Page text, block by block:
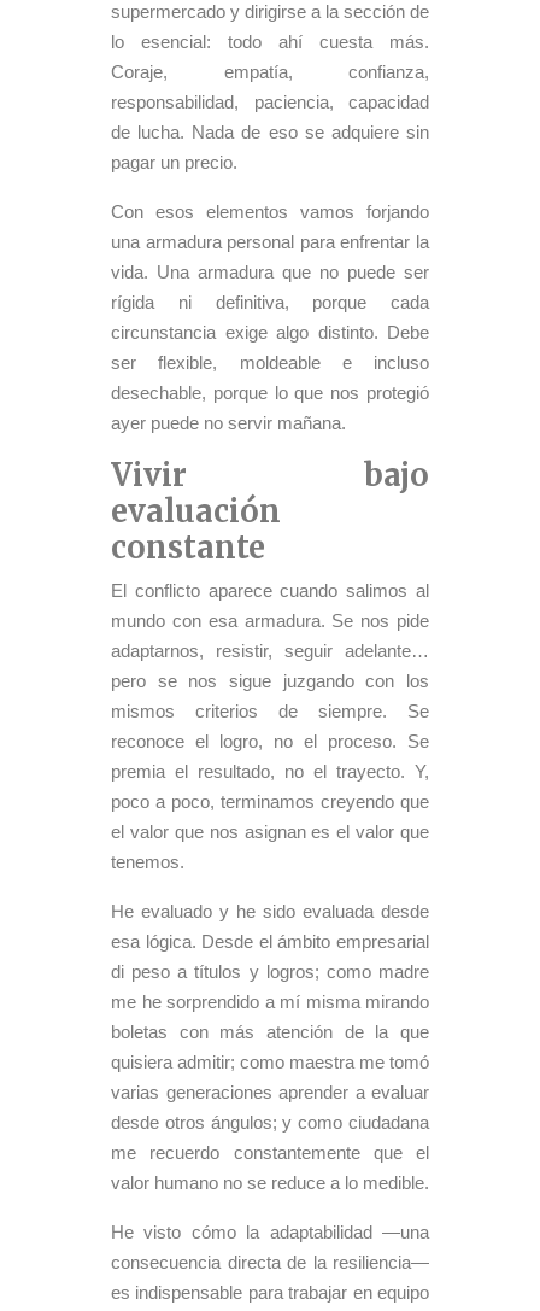
supermercado y dirigirse a la sección de
lo esencial: todo ahí cuesta más.
Coraje, empatía, confianza,
responsabilidad, paciencia, capacidad
de lucha. Nada de eso se adquiere sin
pagar un precio.
Con esos elementos vamos forjando
una armadura personal para enfrentar la
vida. Una armadura que no puede ser
rígida ni definitiva, porque cada
circunstancia exige algo distinto. Debe
ser flexible, moldeable e incluso
desechable, porque lo que nos protegió
ayer puede no servir mañana.
Vivir bajo
evaluación
constante
El conflicto aparece cuando salimos al
mundo con esa armadura. Se nos pide
adaptarnos, resistir, seguir adelante…
pero se nos sigue juzgando con los
mismos criterios de siempre. Se
reconoce el logro, no el proceso. Se
premia el resultado, no el trayecto. Y,
poco a poco, terminamos creyendo que
el valor que nos asignan es el valor que
tenemos.
He evaluado y he sido evaluada desde
esa lógica. Desde el ámbito empresarial
di peso a títulos y logros; como madre
me he sorprendido a mí misma mirando
boletas con más atención de la que
quisiera admitir; como maestra me tomó
varias generaciones aprender a evaluar
desde otros ángulos; y como ciudadana
me recuerdo constantemente que el
valor humano no se reduce a lo medible.
He visto cómo la adaptabilidad —una
consecuencia directa de la resiliencia—
es indispensable para trabajar en equipo